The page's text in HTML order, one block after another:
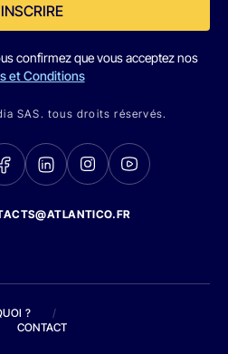
confirmez que vous acceptez nos
et Conditions
SAS. tous droits réservés.
?
/
CONTACT